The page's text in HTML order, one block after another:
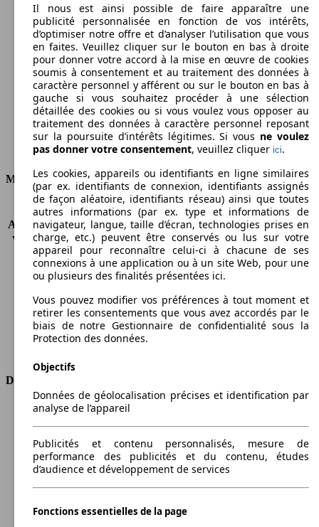
189 g/km
Émissions de CO2 (combinées)*
Ø 7.1 l/100km
Consommation
Moteur et Puissance
KW (CH)
110 kW (150 PS)
Accélération (0-100 km/h) 10.8s
Vitesse maximale (km/h) 185 km/h
Nombre de vitesses
6
Couple
340 nm
Carburant
Diesel
Cylindres
4
Transmission
Boîte automatique
Dimensions
Longueur
Hauteur
1685 mm
Largeur
1855 mm
Empattement
2560 mm
Poids maximum
2190 kg
Charge maximale
580 kg
Il nous est ainsi possible de faire apparaître une
publicité personnalisée en fonction de vos intérêts,
d’optimiser notre offre et d’analyser l’utilisation que vous
en faites. Veuillez cliquer sur le bouton en bas à droite
pour donner votre accord à la mise en œuvre de cookies
soumis à consentement et au traitement des données à
caractère personnel y afférent ou sur le bouton en bas à
gauche si vous souhaitez procéder à une sélection
détaillée des cookies ou si vous voulez vous opposer au
traitement des données à caractère personnel reposant
sur la poursuite d’intérêts légitimes. Si vous ne voulez
pas donner votre consentement, veuillez cliquer ici.
Les cookies, appareils ou identifiants en ligne similaires
(par ex. identifiants de connexion, identifiants assignés
de façon aléatoire, identifiants réseau) ainsi que toutes
autres informations (par ex. type et informations de
navigateur, langue, taille d’écran, technologies prises en
charge, etc.) peuvent être conservés ou lus sur votre
appareil pour reconnaître celui-ci à chacune de ses
connexions à une application ou à un site Web, pour une
ou plusieurs des finalités présentées ici.
Vous pouvez modifier vos préférences à tout moment et
retirer les consentements que vous avez accordés par le
biais de notre Gestionnaire de confidentialité sous la
Protection des données.
Objectifs
Données de géolocalisation précises et identification par
analyse de l’appareil
Publicités et contenu personnalisés, mesure de
performance des publicités et du contenu, études
d’audience et développement de services
Fonctions essentielles de la page